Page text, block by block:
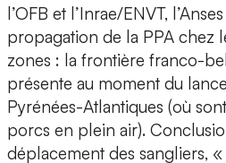
l’OFB et l’Inrae/ENVT,
propagation de la PPA chez
zones : la frontière franco-
présente au moment du
Pyrénées-Atlantiques (où
porcs en plein air).
déplacement des sangliers,